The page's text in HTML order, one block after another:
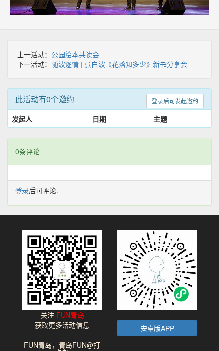
上一活动： 公园绘本共读会
下一活动： 随波逐情 | 张白波《花落知多少》新书分享会
登录后可发起邀约
此活动有0个邀约
发起人 日期 主题
0条评论
登录后可评论.
关注 FUN青岛
获取更多活动信息
安卓版APP
FUN青岛，青岛FUN@打